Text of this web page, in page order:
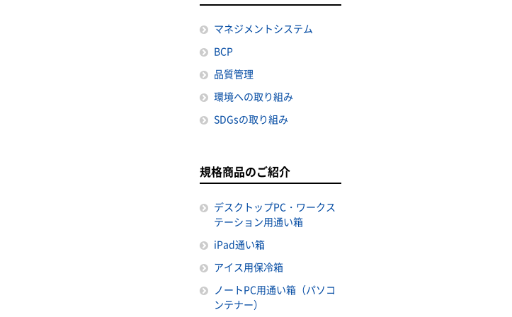
マネジメントシステム
BCP
品質管理
環境への取り組み
SDGsの取り組み
規格商品のご紹介
デスクトップPC・ワークス
テーション用通い箱
iPad通い箱
アイス用保冷箱
ノートPC用通い箱（パソコ
ンテナー）